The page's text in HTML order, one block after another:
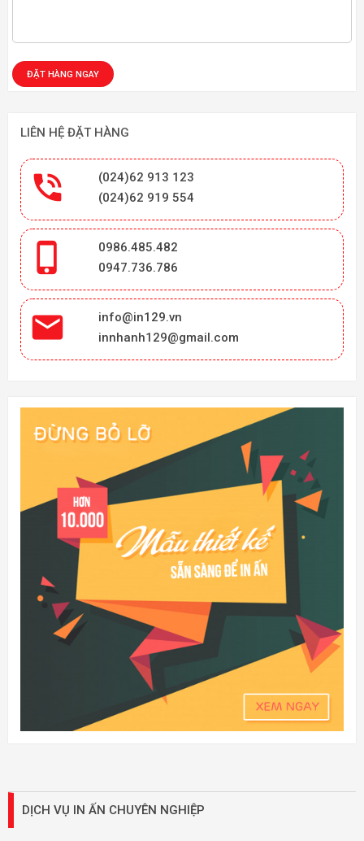
LIÊN HỆ ĐẶT HÀNG

(024)62 913 123
(024)62 919 554

0986.485.482
0947.736.786

info@in129.vn
innhanh129@gmail.com
DỊCH VỤ IN ẤN CHUYÊN NGHIỆP